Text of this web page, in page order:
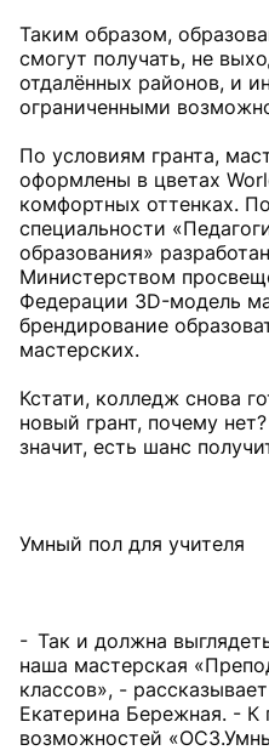
Таким образом,
смогут получать, не
отдалённых районов, и
ограниченными
По условиям гранта,
оформлены в цветах
комфортных оттенках.
специальности
образования»
Министерством
Федерации 3D-модель
брендирование
мастерских.
Кстати, колледж снова
новый грант, почему
значит, есть шанс
Умный пол для учителя
- Так и должна
наша мастерская
классов», -
Екатерина Бережная. - К
возможностей